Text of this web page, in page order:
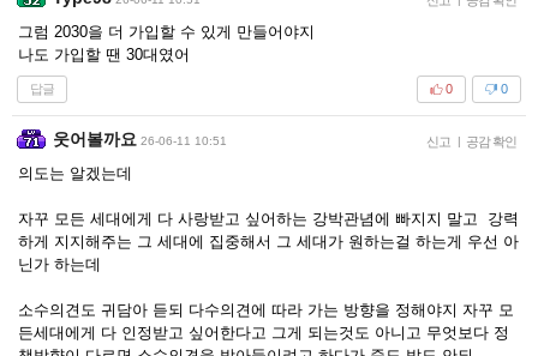
그럼 2030을 더 가입할 수 있게 만들어야지
나도 가입할 땐 30대였어
답글 0
0
웃어볼까요 26-06-11 10:51 신고 | 공감 확인
의도는 알겠는데
자꾸 모든 세대에게 다 사랑받고 싶어하는 강박관념에 빠지지 말고 강력
하게 지지해주는 그 세대에 집중해서 그 세대가 원하는걸 하는게 우선 아
닌가 하는데
소수의견도 귀담아 듣되 다수의견에 따라 가는 방향을 정해야지 자꾸 모
든세대에게 다 인정받고 싶어한다고 그게 되는것도 아니고 무엇보다 정